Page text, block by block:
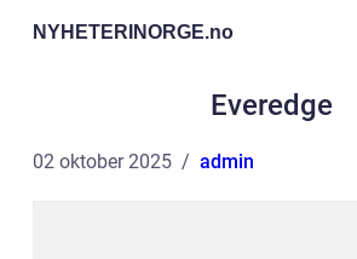
NYHETERINORGE.no
Everedge
02 oktober 2025 admin